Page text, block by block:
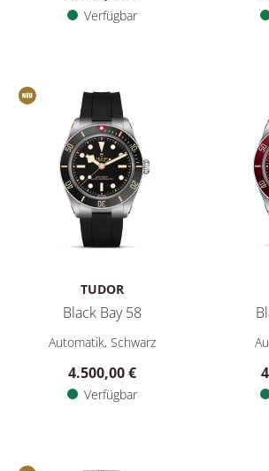
Verfügbar
TUDOR
Black Bay 58
TUDOR Black Bay 58, Ref:
Automatik, Schwarz
4.500,00 €
Verfügbar